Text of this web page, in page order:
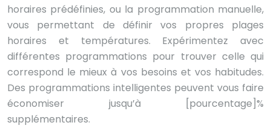
horaires prédéfinies, ou la programmation manuelle,
vous permettant de définir vos propres plages
horaires et températures. Expérimentez avec
différentes programmations pour trouver celle qui
correspond le mieux à vos besoins et vos habitudes.
Des programmations intelligentes peuvent vous faire
économiser jusqu’à [pourcentage]%
supplémentaires.